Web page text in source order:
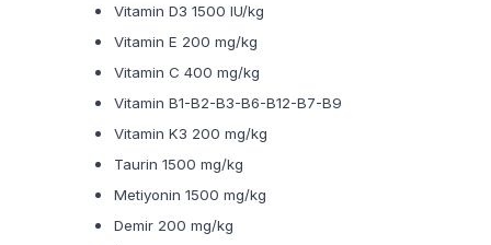
Vitamin D3 1500 IU/kg
Vitamin E 200 mg/kg
Vitamin C 400 mg/kg
Vitamin B1-B2-B3-B6-B12-B7-B9
Vitamin K3 200 mg/kg
Taurin 1500 mg/kg
Metiyonin 1500 mg/kg
Demir 200 mg/kg